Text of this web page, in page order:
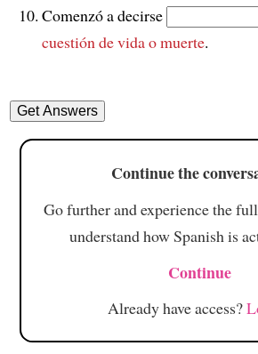
Comenzó a decirse
cuestión de vida o muerte.
Continue the
Go further and experience the
understand how Spanish is
Continue
Already have access?